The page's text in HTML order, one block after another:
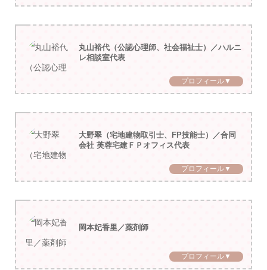
丸山裕代（公認心理師、社会福祉士）／ハルニ
レ相談室代表
プロフィール▼
大野翠（宅地建物取引士、FP技能士）／合同
会社 芙蓉宅建ＦＰオフィス代表
プロフィール▼
岡本妃香里／薬剤師
プロフィール▼